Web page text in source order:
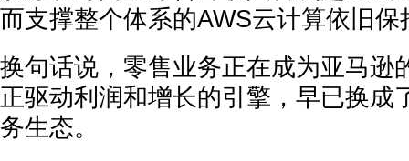
而支撑整个体系的AWS云计算依旧保
换句话说，零售业务正在成为亚马逊
正驱动利润和增长的引擎，早已换成
务生态。